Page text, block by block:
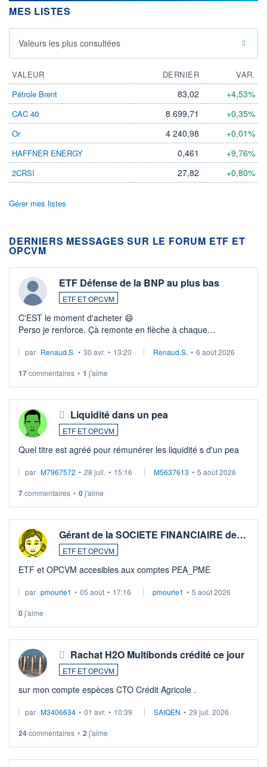
MES LISTES
Valeurs les plus consultées
VALEUR DERNIER
VAR.
Pétrole Brent
83,02 +4,53%
CAC 40 8 699,71 +0,35%
Or 4 240,98 +0,01%
HAFFNER ENERGY 0,461 +9,76%
2CRSI 27,82 +0,80%
Gérer mes listes
DERNIERS MESSAGES SUR LE FORUM ETF ET
OPCVM
ETF Défense de la BNP au plus bas
ETF ET OPCVM
C'EST le moment d'acheter 😄​
Perso je renforce. Çà remonte en flèche à chaque
Investissement long terme tip top pour sa retraite.
par Renaud.S. • 30 avr. • 13:20 Renaud.S. • 6 août 2026
17commentaires • 1 j'aime
Liquidité dans un pea
ETF ET OPCVM
Quel titre est agréé pour rémunérer les liquidité s d'un pea
par M7967572 • 28 juil. • 15:16 M5637613 • 5 août 2026
7commentaires • 0j'aime
Gérant de la SOCIETE FINANCIAIRE de…
ETF ET OPCVM
ETF et OPCVM accesibles aux comptes PEA_PME
par pmourie1 • 05 août • 17:16 pmourie1 • 5 août 2026
0j'aime
Rachat H2O Multibonds crédité ce jour
ETF ET OPCVM
sur mon compte espèces CTO Crédit Agricole .
par M3406634 • 01 avr. • 10:39 SAIQEN • 29 juil. 2026
24commentaires • 2 j'aime